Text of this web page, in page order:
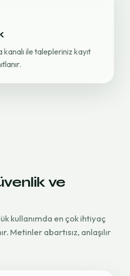
ile talepleriniz kayıt
ve
kullanımda en çok ihtiyaç
Metinler abartısız, anlaşılır